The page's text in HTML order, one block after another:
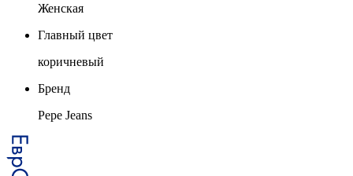
Женская
Главный цвет
коричневый
Бренд
Pepe Jeans